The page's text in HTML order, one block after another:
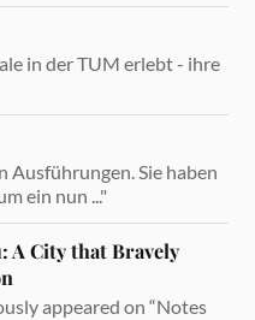
in der TUM erlebt - ihre
Ausführungen. Sie haben
ein nun ..."
A City that Bravely
appeared on “Notes